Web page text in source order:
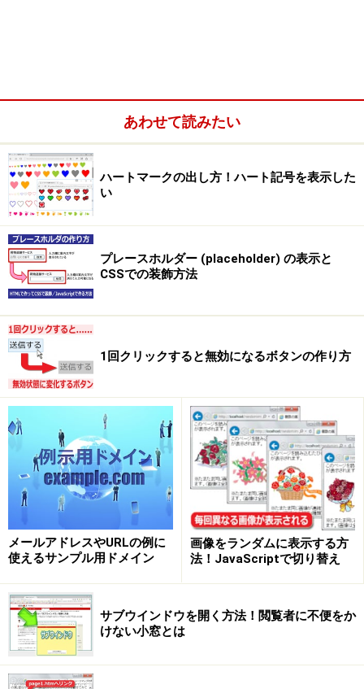
画像でも文字でも、HTMLに書かれた要素を丸ごと自由な角
度で回転させられるのが、CSSのtransformプロパティ
■X軸・Y軸・Z軸を基準にして3D回転も可能
このtransformプロパティは、机の上で紙を回転させるよ
うな2D(平面)での回転だけではなく、X軸・Y軸・Z軸を
基準にした3D(立体)での回転もできます。例えば、Y軸を
基準に180度回転させれば、下図左上のように鏡文字も
作れます。本文の表示に使うことはあまりないでしょう
が、ウインドウ端に表示するデザインなどに活用すると
おもしろいかもしれません。
CSSのtransformプロパティで、X軸やY軸を基準にして鏡の
ように回転させた場合の表示例
■90度回転させてウインドウの端を有効利用するデザイ
ンなどに
あわせて読みたい
ハートマークの出し方！ハート記号を表示した
い
プレースホルダー (placeholder) の表示と
CSSでの装飾方法
1回クリックすると無効になるボタンの作り方
メールアドレスやURLの例に
使えるサンプル用ドメイン
画像をランダムに表示する方
法！JavaScriptで切り替え
サブウインドウを開く方法！閲覧者に不便をか
けない小窓とは